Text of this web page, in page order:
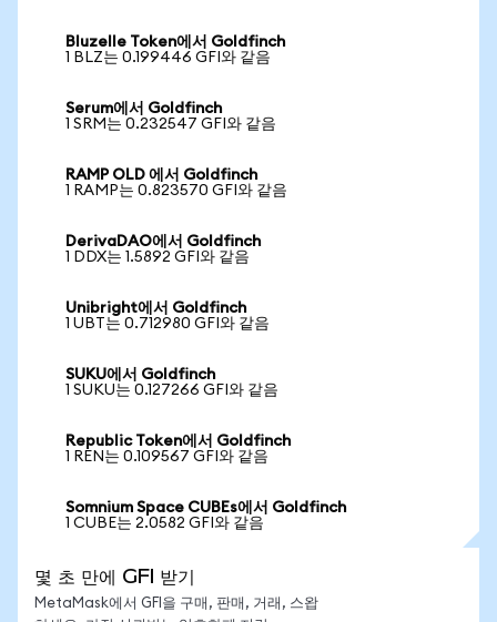
Bluzelle Token에서 Goldfinch
1 BLZ는 0.199446 GFI와 같음
Serum에서 Goldfinch
1 SRM는 0.232547 GFI와 같음
RAMP OLD 에서 Goldfinch
1 RAMP는 0.823570 GFI와 같음
DerivaDAO에서 Goldfinch
1 DDX는 1.5892 GFI와 같음
Unibright에서 Goldfinch
1 UBT는 0.712980 GFI와 같음
SUKU에서 Goldfinch
1 SUKU는 0.127266 GFI와 같음
Republic Token에서 Goldfinch
1 REN는 0.109567 GFI와 같음
Somnium Space CUBEs에서 Goldfinch
1 CUBE는 2.0582 GFI와 같음
몇 초 만에 GFI 받기
MetaMask에서 GFI을 구매, 판매, 거래, 스왑